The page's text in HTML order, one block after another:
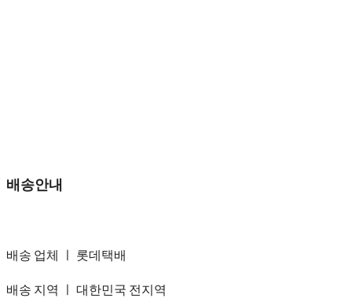
배송안내
배송 업체 ㅣ 롯데택배
배송 지역 ㅣ 대한민국 전지역